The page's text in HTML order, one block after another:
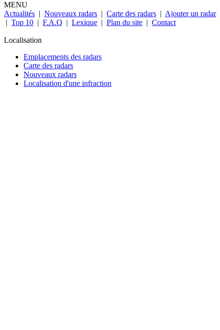
MENU
Actualités | Nouveaux radars | Carte des radars | Ajouter un radar
| Top 10 | F.A.Q | Lexique | Plan du site | Contact
Localisation
Emplacements des radars
Carte des radars
Nouveaux radars
Localisation d'une infraction